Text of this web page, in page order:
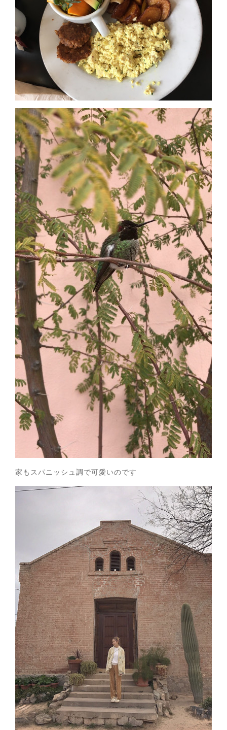
家もスパニッシュ調で可愛いのです